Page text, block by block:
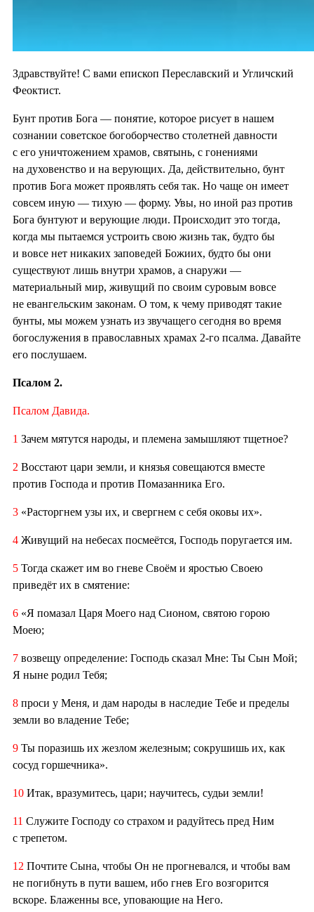
Здравствуйте! С вами епископ Переславский и Угличский
Феоктист.
Бунт против Бога — понятие, которое рисует в нашем
сознании советское богоборчество столетней давности
с его уничтожением храмов, святынь, с гонениями
на духовенство и на верующих. Да, действительно, бунт
против Бога может проявлять себя так. Но чаще он имеет
совсем иную — тихую — форму. Увы, но иной раз против
Бога бунтуют и верующие люди. Происходит это тогда,
когда мы пытаемся устроить свою жизнь так, будто бы
и вовсе нет никаких заповедей Божиих, будто бы они
существуют лишь внутри храмов, а снаружи —
материальный мир, живущий по своим суровым вовсе
не евангельским законам. О том, к чему приводят такие
бунты, мы можем узнать из звучащего сегодня во время
богослужения в православных храмах 2-го псалма. Давайте
его послушаем.
Псалом 2.
Псалом Давида.
1 Зачем мятутся народы, и племена замышляют тщетное?
2 Восстают цари земли, и князья совещаются вместе
против Господа и против Помазанника Его.
3 «Расторгнем узы их, и свергнем с себя оковы их».
4 Живущий на небесах посмеётся, Господь поругается им.
5 Тогда скажет им во гневе Своём и яростью Своею
приведёт их в смятение:
6 «Я помазал Царя Моего над Сионом, святою горою
Моею;
7 возвещу определение: Господь сказал Мне: Ты Сын Мой;
Я ныне родил Тебя;
8 проси у Меня, и дам народы в наследие Тебе и пределы
земли во владение Тебе;
9 Ты поразишь их жезлом железным; сокрушишь их, как
сосуд горшечника».
10 Итак, вразумитесь, цари; научитесь, судьи земли!
11 Служите Господу со страхом и радуйтесь пред Ним
с трепетом.
12 Почтите Сына, чтобы Он не прогневался, и чтобы вам
не погибнуть в пути вашем, ибо гнев Его возгорится
вскоре. Блаженны все, уповающие на Него.